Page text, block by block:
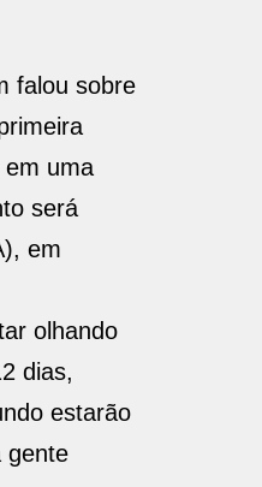
falou sobre
em uma
será
em
olhando
dias,
estarão
gente